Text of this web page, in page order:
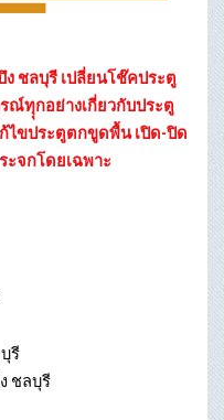
ชลบุรี เปลี่ยนโช๊คประตู
ณ์ทุุกอย่างเกี่ยวกับประตู
ไขประตูตกขูดพื้น เปิด-ปิด
ะจกโดยเฉพาะ
รี
ชลบุรี